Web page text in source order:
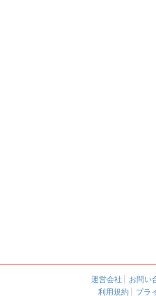
運営会社 お問い
利用規約
プラ